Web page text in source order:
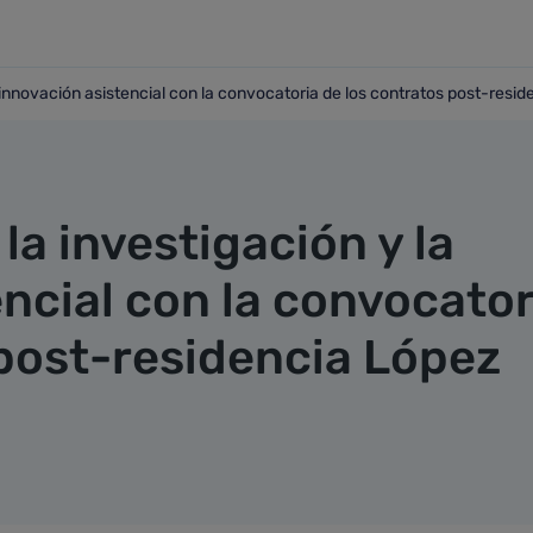
innovación asistencial con la convocatoria de los
asistencial con la convocatoria de los contratos post-
investigación y la
con la
residencia López